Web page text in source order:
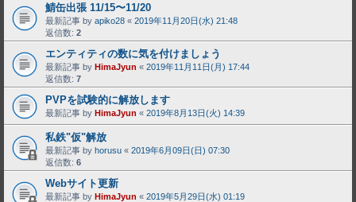
鯖缶出張 11/15〜11/20
最新記事 by apiko28 « 2019年11月20日(水) 21:48
返信数: 2
エンティティの数に気を付けましょう
最新記事 by HimaJyun « 2019年11月11日(月) 17:44
返信数: 7
PVPを試験的に解放します
最新記事 by HimaJyun « 2019年8月13日(火) 14:39
私鉄"仮"解放
最新記事 by horusu « 2019年6月09日(日) 07:30
返信数: 6
Webサイト更新
最新記事 by HimaJyun « 2019年5月29日(水) 01:19